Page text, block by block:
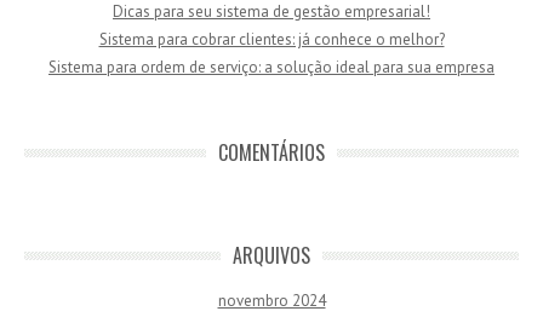
Dicas para seu sistema de gestão empresarial!
Sistema para cobrar clientes: já conhece o melhor?
Sistema para ordem de serviço: a solução ideal para sua empresa
COMENTÁRIOS
ARQUIVOS
novembro 2024